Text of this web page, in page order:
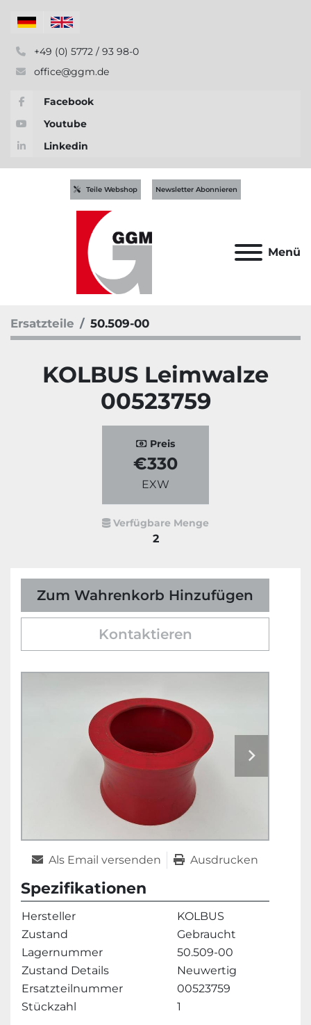
+49 (0) 5772 / 93 98-0
office@ggm.de
Facebook
Youtube
Linkedin
Menü
Teile Webshop Newsletter Abonnieren
Ersatzteile 50.509-00
KOLBUS Leimwalze
00523759
Preis
€330
EXW
Verfügbare Menge
2
Zum Wahrenkorb Hinzufügen
Kontaktieren
Als Email versenden Ausdrucken
Spezifikationen
Hersteller
KOLBUS
Zustand
Gebraucht
Lagernummer
50.509-00
Zustand Details
Neuwertig
Ersatzteilnummer
00523759
Stückzahl
1